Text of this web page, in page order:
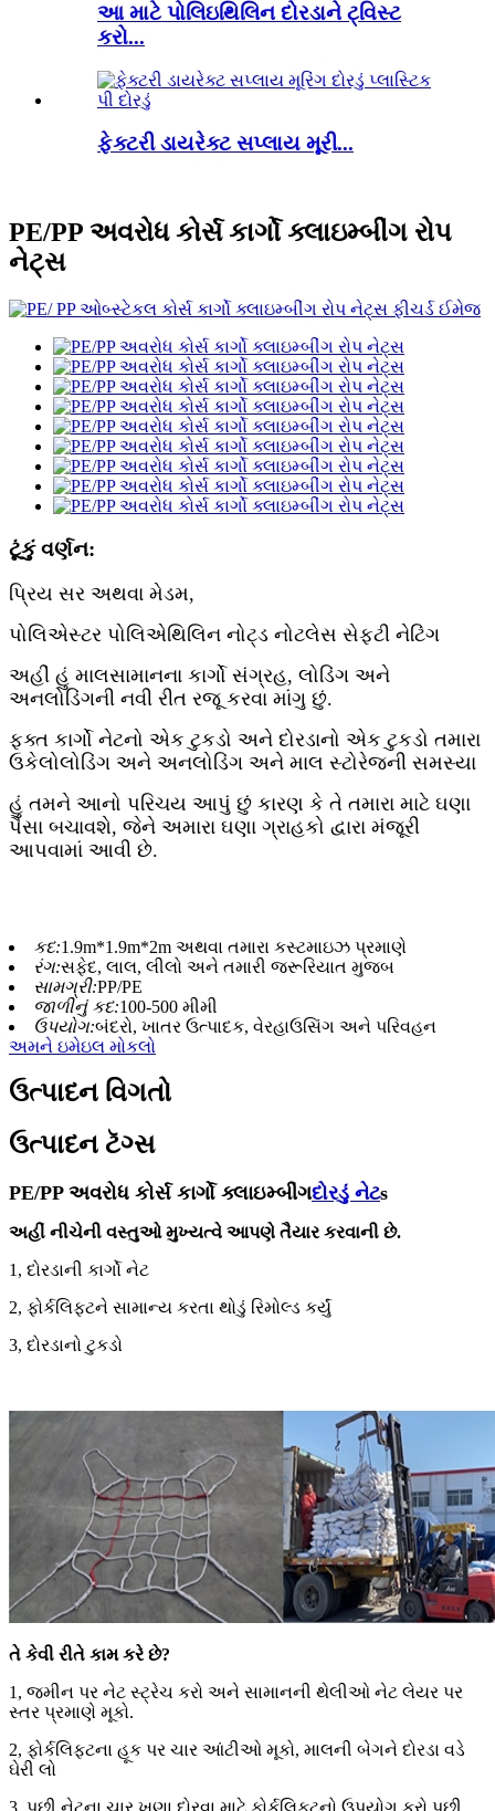
આ માટે પોલિઇથિલિન દોરડાને ટ્વિસ્ટ
કરો...
ફેક્ટરી ડાયરેક્ટ સપ્લાય મૂરી...
PE/PP અવરોધ કોર્સ કાર્ગો ક્લાઇમ્બીંગ રોપ
નેટ્સ
ટૂંકું વર્ણન:
પ્રિય સર અથવા મેડમ,
પોલિએસ્ટર પોલિએથિલિન નોટ્ડ નોટલેસ સેફ્ટી નેટિંગ
અહીં હું માલસામાનના કાર્ગો સંગ્રહ, લોડિંગ અને
અનલોડિંગની નવી રીત રજૂ કરવા માંગુ છું.
ફક્ત કાર્ગો નેટનો એક ટુકડો અને દોરડાનો એક ટુકડો તમારા
ઉકેલોલોડિંગ અને અનલોડિંગ અને માલ સ્ટોરેજની સમસ્યા
હું તમને આનો પરિચય આપું છું કારણ કે તે તમારા માટે ઘણા
પૈસા બચાવશે, જેને અમારા ઘણા ગ્રાહકો દ્વારા મંજૂરી
આપવામાં આવી છે.
કદ:1.9m*1.9m*2m અથવા તમારા કસ્ટમાઇઝ પ્રમાણે
રંગ:સફેદ, લાલ, લીલો અને તમારી જરૂરિયાત મુજબ
સામગ્રી:PP/PE
જાળીનું કદ:100-500 મીમી
ઉપયોગ:બંદરો, ખાતર ઉત્પાદક, વેરહાઉસિંગ અને પરિવહન
અમને ઇમેઇલ મોકલો
ઉત્પાદન વિગતો
ઉત્પાદન ટૅગ્સ
PE/PP અવરોધ કોર્સ કાર્ગો ક્લાઇમ્બીંગદોરડું નેટs
અહીં નીચેની વસ્તુઓ મુખ્યત્વે આપણે તૈયાર કરવાની છે.
1, દોરડાની કાર્ગો નેટ
2, ફોર્કલિફ્ટને સામાન્ય કરતા થોડું રિમોલ્ડ કર્યું
3, દોરડાનો ટુકડો
તે કેવી રીતે કામ કરે છે?
1, જમીન પર નેટ સ્ટ્રેચ કરો અને સામાનની થેલીઓ નેટ લેયર પર
સ્તર પ્રમાણે મૂકો.
2, ફોર્કલિફ્ટના હૂક પર ચાર આંટીઓ મૂકો, માલની બેગને દોરડા વડે
ઘેરી લો